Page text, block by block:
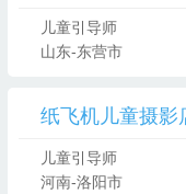
儿童引导师
山东-东营市
纸飞机儿童摄影
儿童引导师
河南-洛阳市